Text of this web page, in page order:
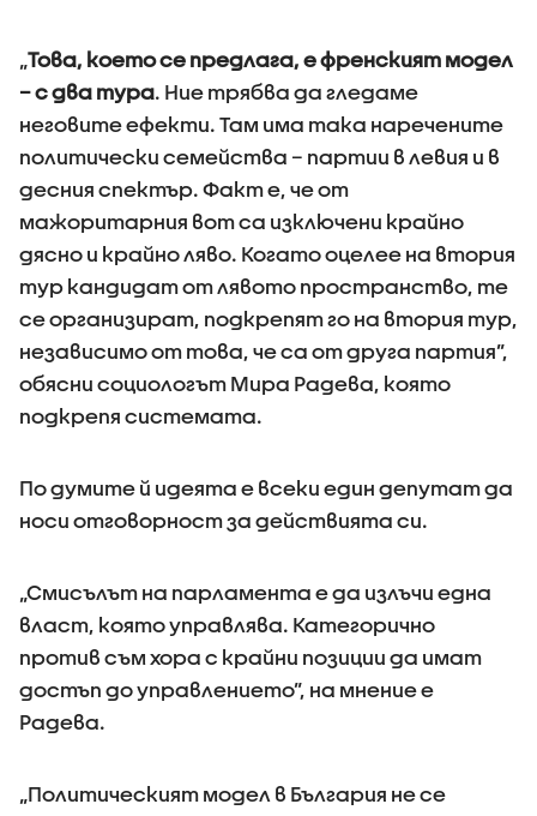
„Това, което се предлага, е френският модел
– с два тура. Ние трябва да гледаме
неговите ефекти. Там има така наречените
политически семейства – партии в левия и в
десния спектър. Факт е, че от
мажоритарния вот са изключени крайно
дясно и крайно ляво. Когато оцелее на втория
тур кандидат от лявото пространство, те
се организират, подкрепят го на втория тур,
независимо от това, че са от друга партия”,
обясни социологът Мира Радева, която
подкрепя системата.
По думите й идеята е всеки един депутат да
носи отговорност за действията си.
„Смисълът на парламента е да излъчи една
власт, която управлява. Категорично
против съм хора с крайни позиции да имат
достъп до управлението”, на мнение е
Радева.
„Политическият модел в България не се